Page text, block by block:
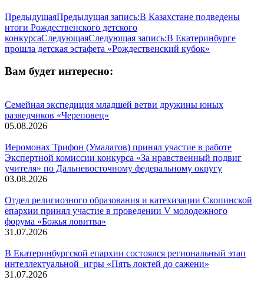
ПредыдущаяПредыдущая запись:В Казахстане подведены
итоги Рождественского детского
конкурсаСледующаяСледующая запись:В Екатеринбурге
прошла детская эстафета «Рождественский кубок»
Вам будет интересно:
Семейная экспедиция младшей ветви дружины юных
разведчиков «Череповец»
05.08.2026
Иеромонах Трифон (Умалатов) принял участие в работе
Экспертной комиссии конкурса «За нравственный подвиг
учителя» по Дальневосточному федеральному округу
03.08.2026
Отдел религиозного образования и катехизации Скопинской
епархии принял участие в проведении V молодежного
форума «Божья ловитва»
31.07.2026
В Екатеринбургской епархии состоялся региональный этап
интеллектуальной игры «Пять локтей до сажени»
31.07.2026